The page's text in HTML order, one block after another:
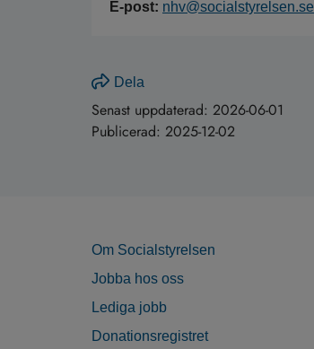
E-post: nhv@socialstyrelsen.se
Dela
Senast uppdaterad: 2026-06-01
Publicerad: 2025-12-02
Om Socialstyrelsen
Jobba hos oss
Lediga jobb
Donationsregistret